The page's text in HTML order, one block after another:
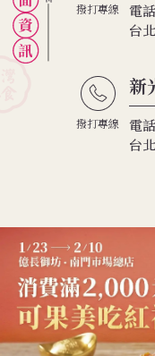
撥打專線 電
台
撥打專線
新
電
台